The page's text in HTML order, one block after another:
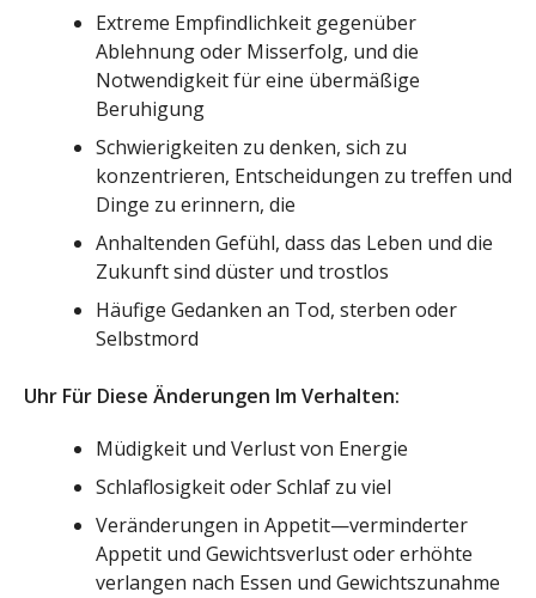
Extreme Empfindlichkeit gegenüber
Ablehnung oder Misserfolg, und die
Notwendigkeit für eine übermäßige
Beruhigung
Schwierigkeiten zu denken, sich zu
konzentrieren, Entscheidungen zu treffen und
Dinge zu erinnern, die
Anhaltenden Gefühl, dass das Leben und die
Zukunft sind düster und trostlos
Häufige Gedanken an Tod, sterben oder
Selbstmord
Uhr Für Diese Änderungen Im Verhalten:
Müdigkeit und Verlust von Energie
Schlaflosigkeit oder Schlaf zu viel
Veränderungen in Appetit—verminderter
Appetit und Gewichtsverlust oder erhöhte
verlangen nach Essen und Gewichtszunahme